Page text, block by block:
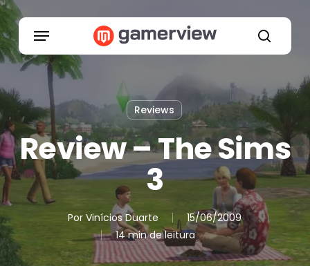
Skip
to
main
content
search
Menu
Reviews
Review – The Sims
3
Por Vinícios Duarte
15/06/2009
14 min de leitura